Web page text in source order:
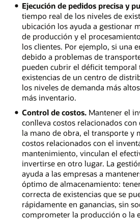
Ejecución de pedidos precisa y
tiempo real de los niveles de
ubicación los ayuda a gestionar
de producción y el
los clientes. Por ejemplo, si una
debido a problemas de
pueden cubrir el déficit temporal
existencias de un centro de
los niveles de demanda más
más inventario.
Control de costos.Mantener el
conlleva costos relacionados
la mano de obra, el transporte y
costos relacionados con el
mantenimiento, vinculan el
invertirse en otro lugar. La
ayuda a las empresas a
óptimo de almacenamiento:
correcta de existencias que se
rápidamente en ganancias, sin
comprometer la producción o la